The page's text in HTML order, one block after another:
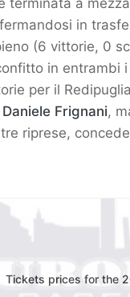
terminata a
in
(6 vittorie, 0
in entrambi
per il
Daniele Frignani,
riprese,
Tickets prices for the